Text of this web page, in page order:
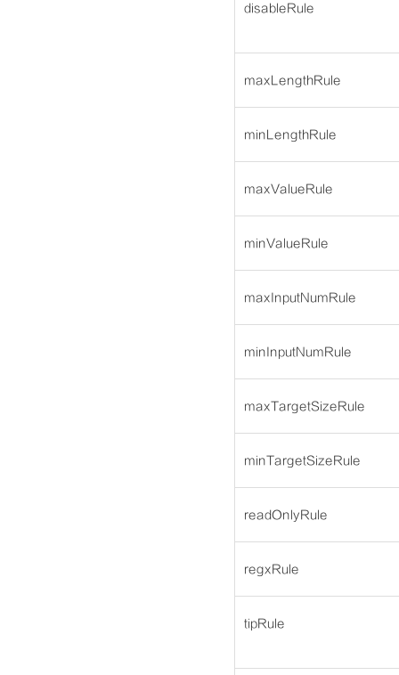
disableRule
maxLengthRule
minLengthRule
maxValueRule
minValueRule
maxInputNumRule
minInputNumRule
maxTargetSizeRule
minTargetSizeRule
readOnlyRule
regxRule
tipRule